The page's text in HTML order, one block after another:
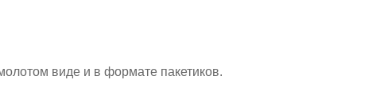
виде и в формате пакетиков.